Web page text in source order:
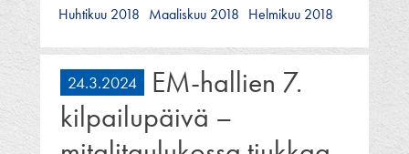
Huhtikuu 2018 Maaliskuu 2018 Helmikuu 2018
24.3.2024
EM-hallien 7.
kilpailupäivä –